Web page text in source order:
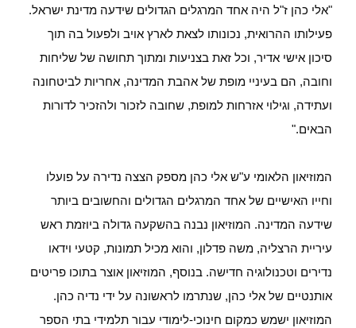
"אלי כהן ז"ל היה אחד המרגלים הגדולים שידעה מדינת ישראל.
פעילותו ההרואית, נכונותו לצאת לארץ אויב ולפעול בה תוך
סיכון אישי אדיר, וכל זאת בצניעות ומתוך תחושה של שליחות
וחובה, הם בעיניי מופת של אהבת המדינה, אחריות לביטחונה
ועתידה, וגילוי אזרחות למופת, שחובה לזכור ולהזכיר לדורות
הבאים."
המוזיאון הלאומי ע"ש אלי כהן מספק הצצה נדירה על פועלו
וחייו האישיים של אחד המרגלים הגדולים והחשובים ביותר
שידעה המדינה. המוזיאון נבנה בהשקעה גדולה ביוזמת ראש
עיריית הרצליה, משה פדלון, והוא מכיל תמונות, קטעי וידאו
נדירים וטכנולוגיה חדישה. בנוסף, המוזיאון אוצר בתוכו פריטים
אותנטיים של אלי כהן, שנתרמו לראשונה על ידי נדיה כהן.
המוזיאון ישמש כמקום חינוכי-לימודי עבור תלמידי בתי הספר